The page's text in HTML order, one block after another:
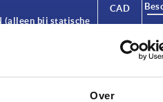
Over
(alleen bij statische
CAD